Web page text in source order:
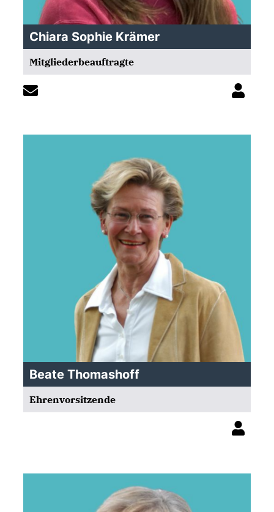
Chiara Sophie Krämer
Mitgliederbeauftragte
Beate Thomashoff
Ehrenvorsitzende